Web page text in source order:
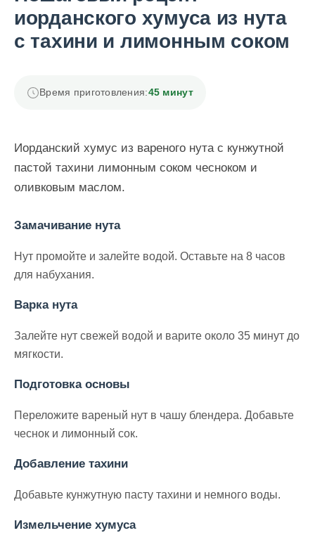
иорданского хумуса из нута
с тахини и лимонным соком
Время приготовления:45 минут
Иорданский хумус из вареного нута с кунжутной
пастой тахини лимонным соком чесноком и
оливковым маслом.
Замачивание нута
Нут промойте и залейте водой. Оставьте на 8 часов
для набухания.
Варка нута
Залейте нут свежей водой и варите около 35 минут до
мягкости.
Подготовка основы
Переложите вареный нут в чашу блендера. Добавьте
чеснок и лимонный сок.
Добавление тахини
Добавьте кунжутную пасту тахини и немного воды.
Измельчение хумуса